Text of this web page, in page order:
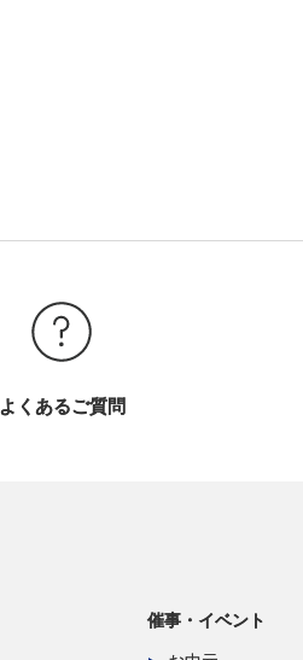
よくあるご質問
催事・イベント